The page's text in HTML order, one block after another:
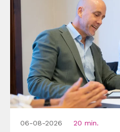
06-08-2026 20 min.